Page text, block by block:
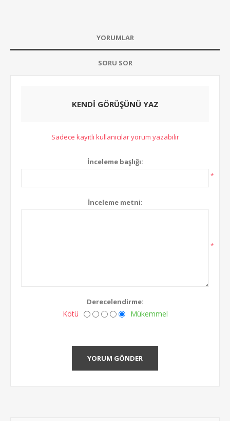
YORUMLAR
SORU SOR
KENDI GÖRÜŞÜNÜ YAZ
Sadece kayıtlı kullanıcılar yorum yazabilir
İnceleme başlığı:
*
İnceleme metni:
*
Derecelendirme:
Kötü Mükemmel
YORUM GÖNDER